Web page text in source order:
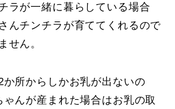
ラが一緒に暮らしている場合
んチンチラが育ててくれるので
せん。
か所からしかお乳が出ないの
んが産まれた場合はお乳の取